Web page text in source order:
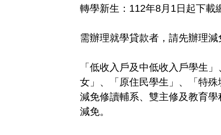
轉學新生：112年8月1日起下載
需辦理就學貸款者，請先辦理
「低收入戶及中低收入戶學生
女」、「原住民學生」、「特
減免修讀輔系、雙主修及教育
減免。